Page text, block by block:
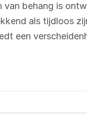
van behang is
als tijdloos
een